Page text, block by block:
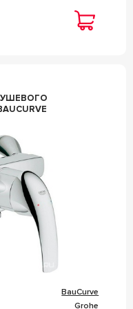
BauCurve
Grohe